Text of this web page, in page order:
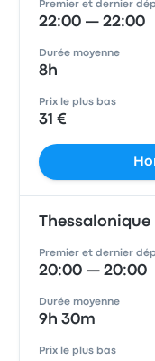
Premier et dernier
22:00 — 22:00
Durée moyenne
8h
Prix le plus bas
31 €
Premier et dernier
20:00 — 20:00
Durée moyenne
9h 30m
Prix le plus bas